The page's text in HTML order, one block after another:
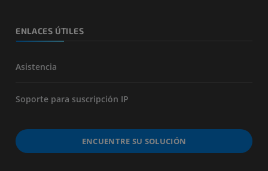
ENLACES ÚTILES
Asistencia
Soporte para suscripción IP
ENCUENTRE SU SOLUCIÓN